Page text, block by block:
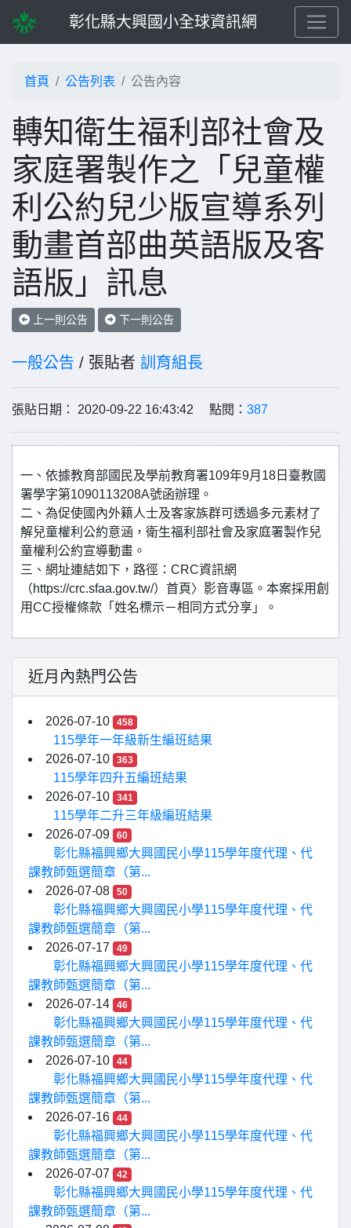
彰化縣大興國小全球資訊網
首頁 公告列表 公告內容
轉知衛生福利部社會及
家庭署製作之「兒童權
利公約兒少版宣導系列
動畫首部曲英語版及客
語版」訊息
上一則公告 下一則公告
一般公告 / 張貼者 訓育組長
張貼日期： 2020-09-22 16:43:42 點閱： 387
一、依據教育部國民及學前教育署109年9月18日臺教國
署學字第1090113208A號函辦理。
二、為促使國內外籍人士及客家族群可透過多元素材了
解兒童權利公約意涵，衛生福利部社會及家庭署製作兒
童權利公約宣導動畫。
三、網址連結如下，路徑：CRC資訊網
（https://crc.sfaa.gov.tw/）首頁〉影音專區。本案採用創
用CC授權條款「姓名標示－相同方式分享」。
近月內熱門公告
2026-07-10 458
115學年一年級新生編班結果
2026-07-10
363
115學年四升五編班結果
2026-07-10
341
115學年二升三年級編班結果
2026-07-09
60
彰化縣福興鄉大興國民小學115學年度代理、代
課教師甄選簡章（第...
2026-07-08
50
彰化縣福興鄉大興國民小學115學年度代理、代
課教師甄選簡章（第...
2026-07-17
49
彰化縣福興鄉大興國民小學115學年度代理、代
課教師甄選簡章（第...
2026-07-14
46
彰化縣福興鄉大興國民小學115學年度代理、代
課教師甄選簡章（第...
2026-07-10
44
彰化縣福興鄉大興國民小學115學年度代理、代
課教師甄選簡章（第...
2026-07-16
44
彰化縣福興鄉大興國民小學115學年度代理、代
課教師甄選簡章（第...
2026-07-07
42
彰化縣福興鄉大興國民小學115學年度代理、代
課教師甄選簡章（第...